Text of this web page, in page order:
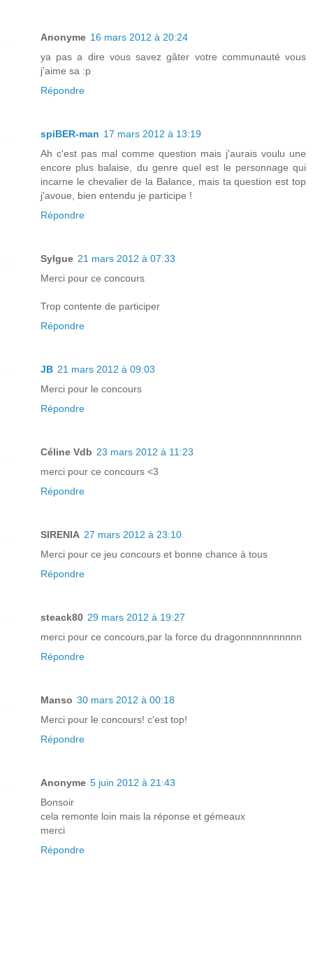
Anonyme 16 mars 2012 à 20:24
ya pas a dire vous savez gâter votre communauté vous
j'aime sa :p
Répondre
spiBER-man 17 mars 2012 à 13:19
Ah c'est pas mal comme question mais j'aurais voulu une
encore plus balaise, du genre quel est le personnage qui
incarne le chevalier de la Balance, mais ta question est top
j'avoue, bien entendu je participe !
Répondre
Sylgue 21 mars 2012 à 07:33
Merci pour ce concours
Trop contente de participer
Répondre
JB 21 mars 2012 à 09:03
Merci pour le concours
Répondre
Céline Vdb 23 mars 2012 à 11:23
merci pour ce concours <3
Répondre
SIRENIA 27 mars 2012 à 23:10
Merci pour ce jeu concours et bonne chance à tous
Répondre
steack80 29 mars 2012 à 19:27
merci pour ce concours,par la force du dragonnnnnnnnnnn
Répondre
Manso 30 mars 2012 à 00:18
Merci pour le concours! c'est top!
Répondre
Anonyme 5 juin 2012 à 21:43
Bonsoir
cela remonte loin mais la réponse et gémeaux
merci
Répondre